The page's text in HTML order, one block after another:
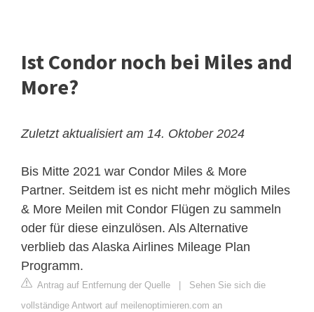
Ist Condor noch bei Miles and
More?
Zuletzt aktualisiert am 14. Oktober 2024
Bis Mitte 2021 war Condor Miles & More
Partner. Seitdem ist es nicht mehr möglich Miles
& More Meilen mit Condor Flügen zu sammeln
oder für diese einzulösen. Als Alternative
verblieb das Alaska Airlines Mileage Plan
Programm.
Antrag auf Entfernung der Quelle
Sehen Sie sich die
vollständige Antwort auf meilenoptimieren.com an